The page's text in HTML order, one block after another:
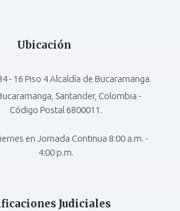
Ubicación
- 16 Piso 4 Alcaldía de Bucaramanga.
Santander, Colombia -
Código Postal 6800011.
en Jornada Continua 8:00 a.m. -
4:00 p.m.
Judiciales